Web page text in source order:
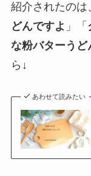
紹介されたのは
どんですよ 」「
な粉バターうど
ら↓
あわせて読みたい